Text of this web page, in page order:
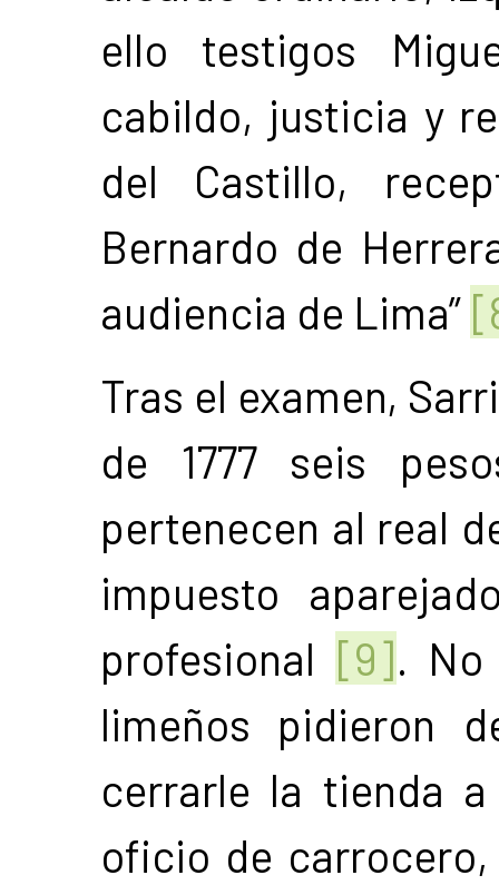
ello testigos
cabildo, justicia y
del Castillo,
Bernardo de
audiencia de Lima”
Tras el examen,
de 1777 seis
pertenecen al real
impuesto
profesional [9]. No
limeños pidieron
cerrarle la tienda
oficio de